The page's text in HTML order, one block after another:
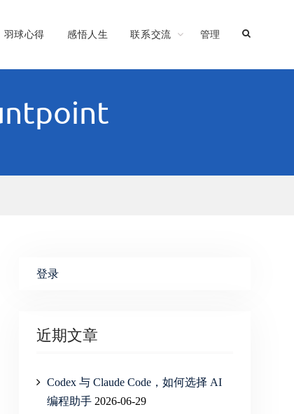
羽球心得 感悟人生 联系交流 管理
登录
近期文章
Codex 与 Claude Code，如何选择 AI
编程助手 2026-06-29